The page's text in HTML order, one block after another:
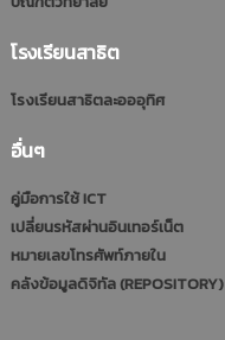
โรงเรียนสาธิต
โรงเรียนสาธิตละอออุทิศ
อื่นๆ
คู่มือการใช้ ICT
เปลี่ยนรหัสผ่านอินเทอร์เน็ต
หมายเลขโทรศัพท์ภายใน
คลังข้อมูลดิจิทัล (REPOSITORY)